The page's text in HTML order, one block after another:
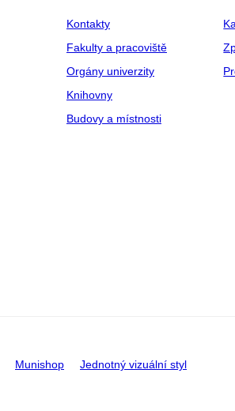
Kontakty
Fakulty a pracoviště
Orgány univerzity
Knihovny
Budovy a místnosti
Munishop Jednotný vizuální styl